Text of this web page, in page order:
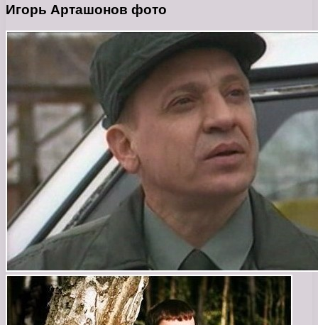
Игорь Арташонов фото